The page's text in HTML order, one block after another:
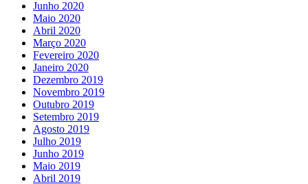
Junho 2020
Maio 2020
Abril 2020
Março 2020
Fevereiro 2020
Janeiro 2020
Dezembro 2019
Novembro 2019
Outubro 2019
Setembro 2019
Agosto 2019
Julho 2019
Junho 2019
Maio 2019
Abril 2019